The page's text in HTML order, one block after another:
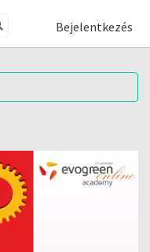
Bejelentkezés